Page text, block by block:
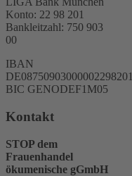
Konto: 22 98 201
Bankleitzahl: 750 903
00
IBAN
DE08750903000002298201
BIC GENODEF1M05
Kontakt
STOP dem
Frauenhandel
ökumenische gGmbH